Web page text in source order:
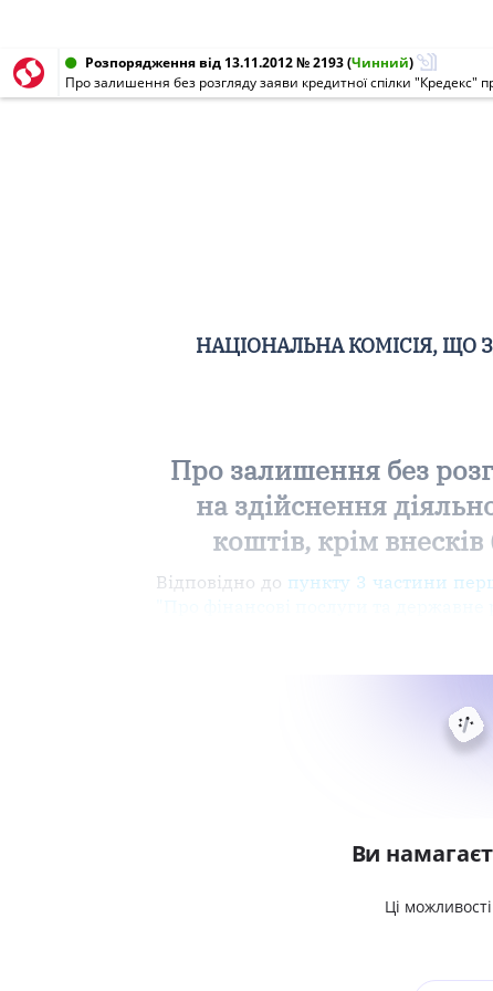
Розпорядження від 13.11.2012 № 2193(Чинний)
НАЦІОНАЛЬНА КОМІСІЯ, ЩО
Про залишення без
на здійснення
коштів, крім
Відповідно до пункту 3 частини
Ви
Ці